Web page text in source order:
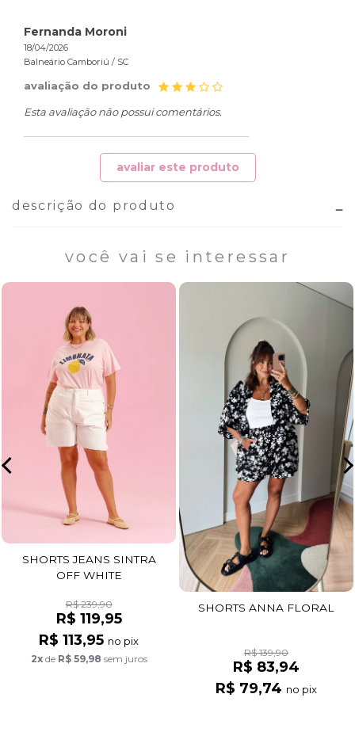
Fernanda Moroni
18/04/2026
Balneário Camboriú / SC
avaliação do produto
Esta avaliação não possui comentários.
avaliar este produto
descrição do produto
você vai se interessar
SHORTS JEANS SINTRA
OFF WHITE
R$ 239,90
R$ 119,95
R$ 113,95 no pix
2xde R$ 59,98 sem juros
SHORTS ANNA FLORAL
R$ 139,90
R$ 83,94
R$ 79,74 no pix